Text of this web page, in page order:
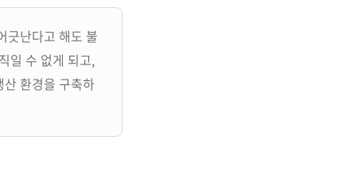
긋난다고 해도 불
일 수 없게 되고,
환경을 구축하